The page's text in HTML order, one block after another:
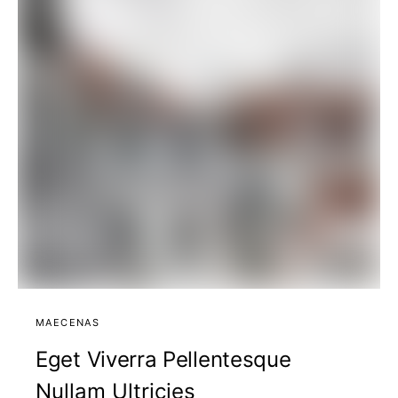
MAECENAS
Eget Viverra Pellentesque
Nullam Ultricies